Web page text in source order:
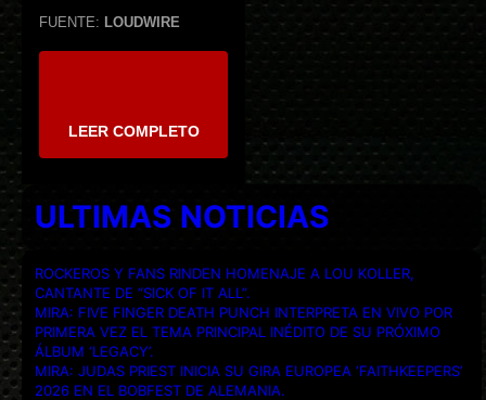
FUENTE: LOUDWIRE
LEER COMPLETO
ULTIMAS NOTICIAS
ROCKEROS Y FANS RINDEN HOMENAJE A LOU KOLLER,
CANTANTE DE “SICK OF IT ALL”.
MIRA: FIVE FINGER DEATH PUNCH INTERPRETA EN VIVO POR
PRIMERA VEZ EL TEMA PRINCIPAL INÉDITO DE SU PRÓXIMO
ÁLBUM ‘LEGACY’.
MIRA: JUDAS PRIEST INICIA SU GIRA EUROPEA ‘FAITHKEEPERS’
2026 EN EL BOBFEST DE ALEMANIA.